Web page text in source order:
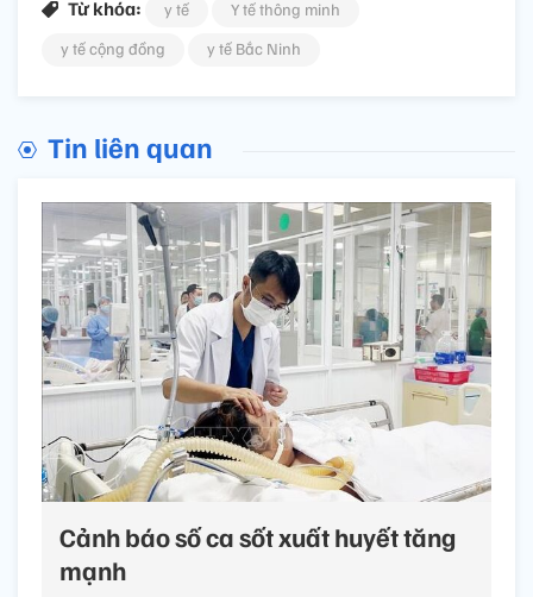
Từ khóa: y tế
Y tế thông minh
y tế cộng đồng
y tế Bắc Ninh
Tin liên quan
Cảnh báo số ca sốt xuất huyết tăng
mạnh